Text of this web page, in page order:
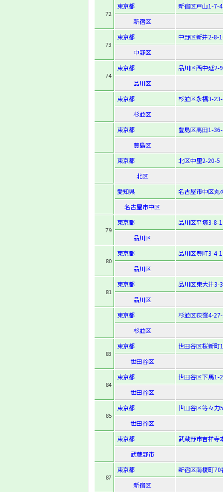
72
東京都
新宿区戸山1-7-4
新宿区
73
東京都
中野区新井2-8-
中野区
74
東京都
品川区西中延2-
品川区
東京都
杉並区永福3-
杉並区
東京都
豊島区高田1-
豊島区
東京都
北区中里2-20-5
北区
愛知県
名古屋市中区丸
名古屋市中区
79
東京都
品川区平塚3-8-
品川区
80
東京都
品川区豊町3-4-
品川区
81
東京都
品川区東大井3-
品川区
東京都
杉並区荻窪4-
杉並区
83
東京都
世田谷区桜新町
世田谷区
84
東京都
世田谷区下馬1-
世田谷区
85
東京都
世田谷区等々力
世田谷区
東京都
武蔵野市吉祥寺
武蔵野市
87
東京都
新宿区南榎町70
新宿区